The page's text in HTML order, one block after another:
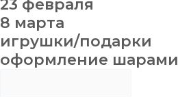
8 марта
игрушки/подарки
оформление шарами